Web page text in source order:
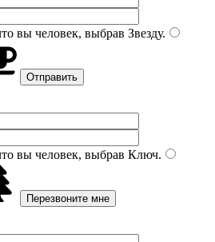
вы человек, выбрав Звезду.
вы человек, выбрав Ключ.